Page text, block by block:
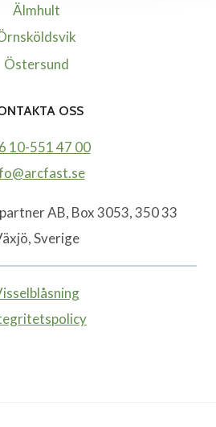
Älmhult
Östersund
OSS
10-551 47 00
AB, Box 3053, 350 33
Sverige